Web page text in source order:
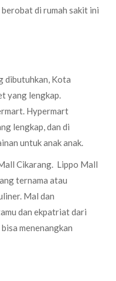
di rumah sakit ini
dibutuhkan, Kota
yang lengkap.
Hypermart
lengkap, dan di
untuk anak anak.
Cikarang. Lippo Mall
ternama atau
Mal dan
dan ekpatriat dari
menenangkan